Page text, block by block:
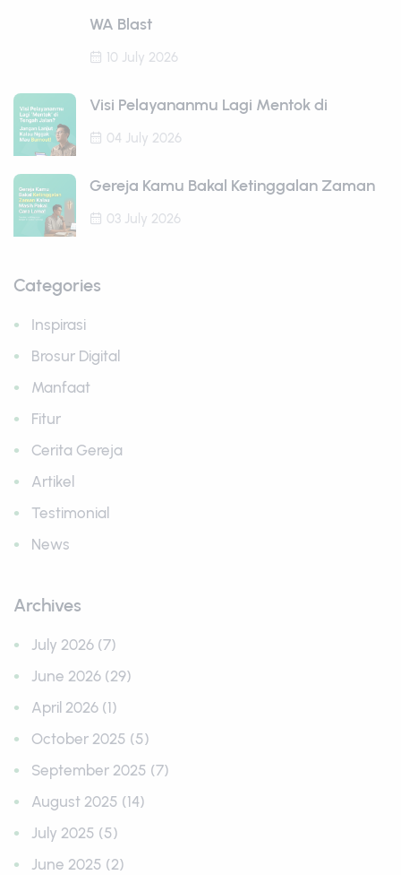
WA Blast
10 July 2026
Visi Pelayananmu Lagi Mentok di
04 July 2026
Gereja Kamu Bakal Ketinggalan Zaman
03 July 2026
Categories
Inspirasi
Brosur Digital
Manfaat
Fitur
Cerita Gereja
Artikel
Testimonial
News
Archives
July 2026 (7)
June 2026 (29)
April 2026 (1)
October 2025 (5)
September 2025 (7)
August 2025 (14)
July 2025 (5)
June 2025 (2)